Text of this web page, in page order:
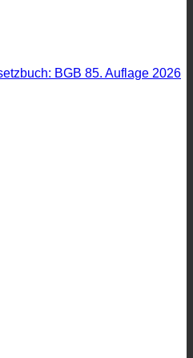
BGB 85. Auflage 2026